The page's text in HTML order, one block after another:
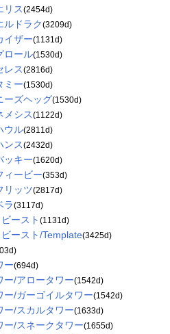
リス(2454d)
ルドラク(3209d)
イザー(1131d)
ロール(1530d)
レス(2816d)
ミー(1530d)
ーズヘッグ(1530d)
メシス(1122d)
ウル(2811d)
ンス(2432d)
ッキー(1620d)
ィービー(353d)
リッツ(2817d)
ラ(3117d)
ースト (1131d)
ースト/Template(3425d)
ー(694d)
ー/アロータワー(1542d)
ー/ガーゴイルタワー(1542d)
ー/スカルタワー(1633d)
ー/スネークタワー(1655d)